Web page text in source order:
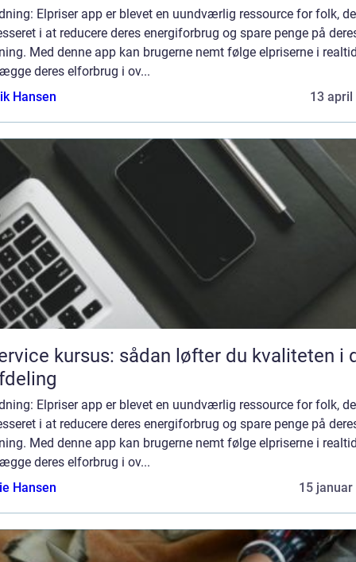
Elpriser app er blevet en uundværlig ressource for folk,
i at reducere deres energiforbrug og spare penge på
Med denne app kan brugerne nemt følge elpriserne i
deres elforbrug i ov...
Hansen
13 april
kursus: sådan løfter du kvaliteten i
Elpriser app er blevet en uundværlig ressource for folk,
i at reducere deres energiforbrug og spare penge på
Med denne app kan brugerne nemt følge elpriserne i
deres elforbrug i ov...
Hansen
15 januar